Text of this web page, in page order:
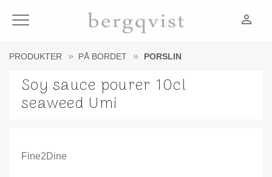
Meny person_outline
PRODUKTER PÅ BORDET PORSLIN
Soy sauce pourer 10cl
seaweed Umi
Fine2Dine